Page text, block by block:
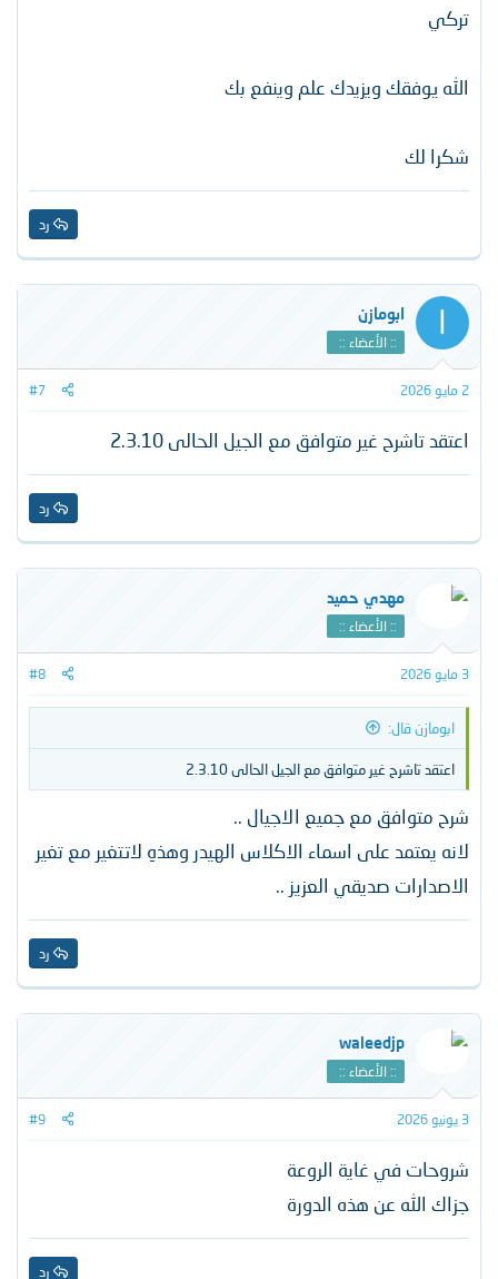
تركي
الله يوفقك ويزيدك علم وينفع بك
شكرا لك
رد
ا ابومازن
:: الأعضاء ::
2 مايو 2026 #7
اعتقد تاشرح غير متوافق مع الجيل الحالى 2.3.10
رد
مهدي حميد
:: الأعضاء ::
3 مايو 2026 #8
ابومازن قال:
اعتقد تاشرح غير متوافق مع الجيل الحالى 2.3.10
شرح متوافق مع جميع الاجيال ..
لانه يعتمد على اسماء الاكلاس الهيدر وهذهِ لاتتغير مع تغير
الاصدارات صديقي العزيز ..
رد
waleedjp
:: الأعضاء ::
3 يونيو 2026 #9
شروحات في غاية الروعة
جزاك الله عن هذه الدورة
رد